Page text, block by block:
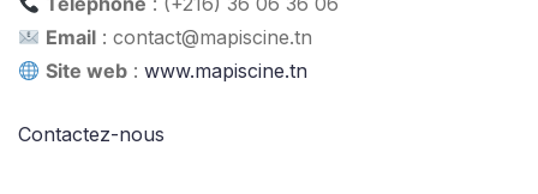
Email :contact@mapiscine.tn
Site web :www.mapiscine.tn
Contactez-nous